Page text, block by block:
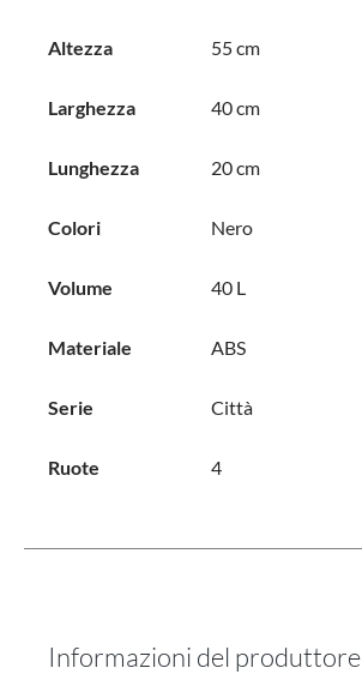
Altezza 55 cm
Larghezza 40 cm
Lunghezza 20 cm
Colori Nero
Volume 40 L
Materiale ABS
Serie Città
Ruote 4
Informazioni del produttore